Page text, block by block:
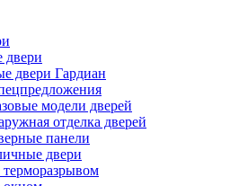
двери
двери Гардиан
модели дверей
отделка дверей
панели
двери
терморазрывом